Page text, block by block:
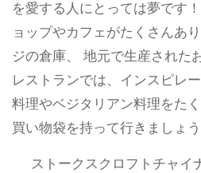
を愛する人にとっては夢です
ョップやカフェがたくさんあ
ジの倉庫、 地元で生産された
レストランでは、インスピレ
料理やベジタリアン料理をた
買い物袋を持って行きましょう
ストークスクロフトチャイ